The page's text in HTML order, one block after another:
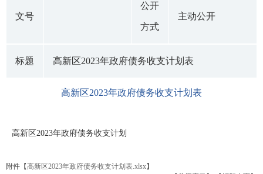
文号
公开
方式
主动公开
标题 高新区2023年政府债务收支计划表
高新区2023年政府债务收支计划表
高新区2023年政府债务收支计划
附件【高新区2023年政府债务收支计划表.xlsx】